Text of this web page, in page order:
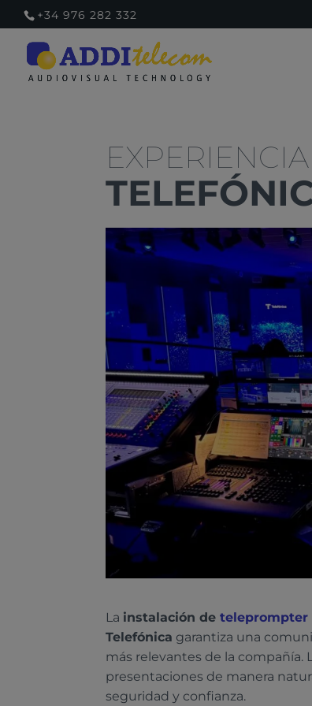
+34 976 282 332
La instalación deteleprompter
Telefónica garantiza una
más relevantes de la compañía.
presentaciones de manera
seguridad y confianza.